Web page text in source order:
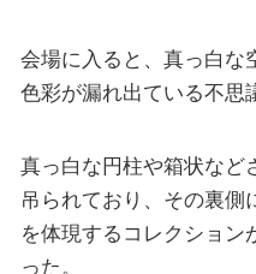
会場に入ると、真っ白な
色彩が漏れ出ている不思
真っ白な円柱や箱状など
吊られており、その裏側
を体現するコレクション
った。